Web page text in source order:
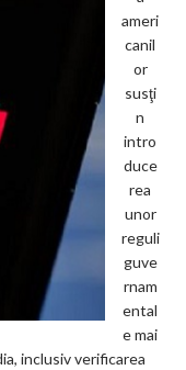
ameri
canil
or
susţi
n
intro
duce
rea
unor
reguli
guve
rnam
ental
e mai
inclusiv verificarea